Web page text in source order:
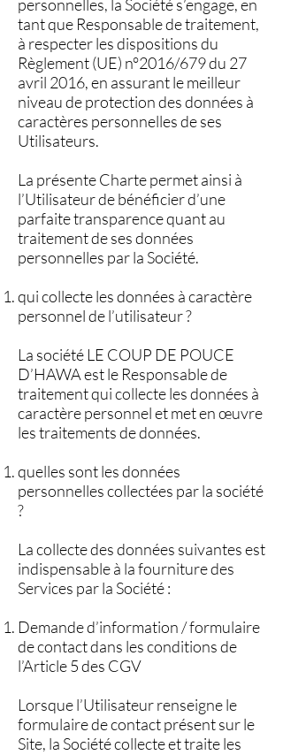
personnelles, la Société s’engage, en
tant que Responsable de traitement,
à respecter les dispositions du
Règlement (UE) n°2016/679 du 27
avril 2016, en assurant le meilleur
niveau de protection des données à
caractères personnelles de ses
Utilisateurs.
La présente Charte permet ainsi à
l’Utilisateur de bénéficier d’une
parfaite transparence quant au
traitement de ses données
personnelles par la Société.
qui collecte les données à caractère
personnel de l’utilisateur ?
La société LE COUP DE POUCE
D’HAWA est le Responsable de
traitement qui collecte les données à
caractère personnel et met en œuvre
les traitements de données.
quelles sont les données
personnelles collectées par la société
?
La collecte des données suivantes est
indispensable à la fourniture des
Services par la Société :
Demande d’information / formulaire
de contact dans les conditions de
l’Article 5 des CGV
Lorsque l’Utilisateur renseigne le
formulaire de contact présent sur le
Site, la Société collecte et traite les